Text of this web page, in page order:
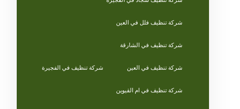
شركة تنظيف فلل في العين
شركة تنظيف في الشارقة
شركة تنظيف في العين شركة تنظيف في الفجيرة
شركة تنظيف في ام القيوين